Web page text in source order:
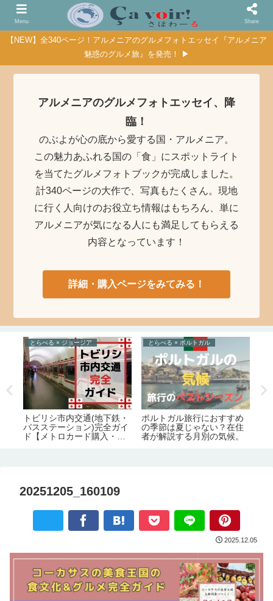
【NEW】全340ページ！アルメニアのグルメフォトエッセイ『アルメニア
魅惑のグルメ旅』を発売！ ▶
アルメニアのグルメフォトエッセイ、降
臨！
のぶよが心の底から愛する国・アルメニア。
この魅力あふれる国の「食」にスポットライト
を当てたグルメフォトブックが完成しました。
計340ページの大作で、写真もたくさん。現地
に行く人向けのお役立ち情報はもちろん、単に
アルメニアが気になる人にも満足してもらえる
内容となっています！
詳細・購入ページをみてみる！
とらべる × ジョージア
トビリシ市内交通(地下鉄・
バスステーション)完全ガイ
ド【メトロカード購入・チ
とらべる × ポルトガル
ポルトガル旅行におすすめ
の季節は夏じゃない？在住
者が解説する月別の気候。
20251205_160109
2025.12.05
Menu Share